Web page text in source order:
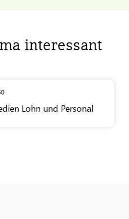
interessant
Lohn und Personal